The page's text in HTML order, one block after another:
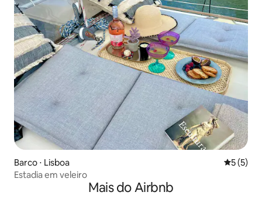
Barco ⋅ Lisboa 5 de
5 (5)
Estadia em veleiro
Mais do Airbnb